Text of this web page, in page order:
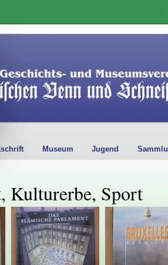
Museum Jugend
Kulturerbe, Sport